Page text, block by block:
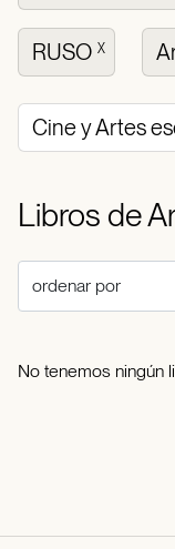
RUSO X
Cine y Artes
Libros de
No tenemos ningún